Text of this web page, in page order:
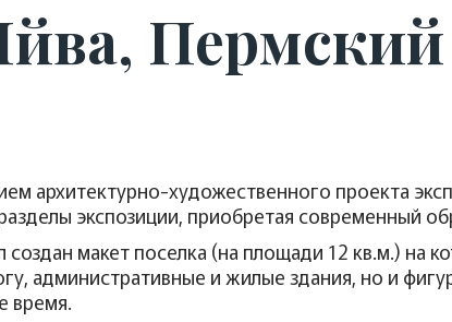
архитектурно-художественного проекта
экспозиции, приобретая современный
макет поселка (на площади 12 кв.м.) на
административные и жилые здания, но и
время.